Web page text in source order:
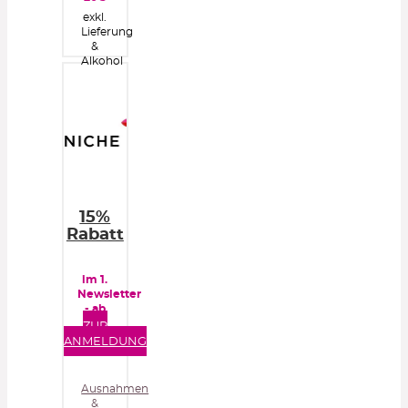
exkl.
Lieferung
&
Alkohol
15%
Rabatt
im 1.
Newsletter
- ab
50€
Bestellwert
ZUR
ANMELDUNG
Ausnahmen
&